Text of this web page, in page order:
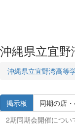
沖縄県立宜
沖縄県立宜野湾高等
掲示板 同期の店
2期同期会開催につい